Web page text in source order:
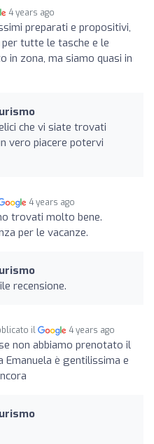
4 years ago
preparati e propositivi,
tutte le tasche e le
in zona, ma siamo quasi in
che vi siate trovati
vero piacere potervi
4 years ago
trovati molto bene.
per le vacanze.
recensione.
il 4 years ago
non abbiamo prenotato il
è gentilissima e